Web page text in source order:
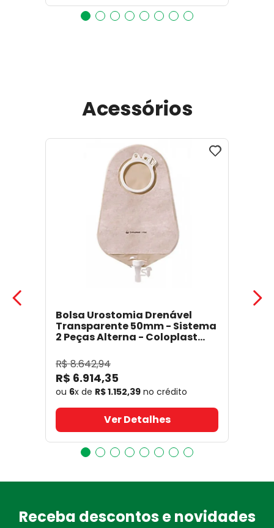
Acessórios
Bolsa Urostomia Drenável
Transparente 50mm - Sistema
2 Peças Alterna - Coloplast
R$8.642,94
R$ 6.914,35
ou 6x de R$1.152,39 no crédito
Ver Detalhes
Receba descontos e novidades